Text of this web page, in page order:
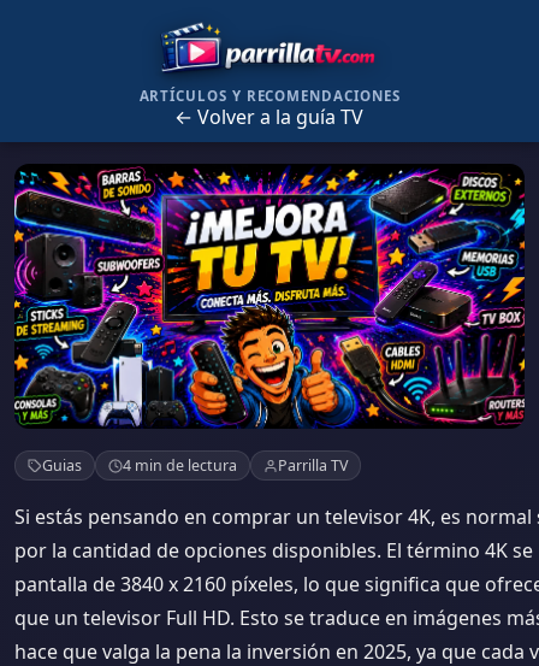
ARTÍCULOS Y RECOMENDACIONES
← Volver a la guía TV
El mejor televisor 4K calidad-precio en
Guias 4 min de lectura Parrilla TV
Si estás pensando en comprar un televisor 4K, es
por la cantidad de opciones disponibles. El término 4K
pantalla de 3840 x 2160 píxeles, lo que significa que
que un televisor Full HD. Esto se traduce en imágenes
hace que valga la pena la inversión en 2025, ya que cada